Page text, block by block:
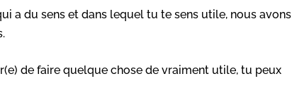
a du sens et dans lequel tu te sens utile, nous avons
de faire quelque chose de vraiment utile, tu peux